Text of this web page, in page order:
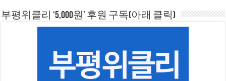
부평위클리 ‘5,000원’ 후원 구독(아래 클릭)